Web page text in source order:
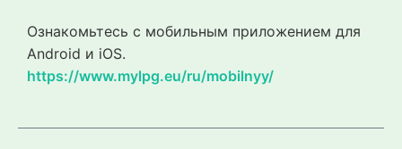
Ознакомьтесь с мобильным приложением для
Android и iOS.
https://www.mylpg.eu/ru/mobilnyy/